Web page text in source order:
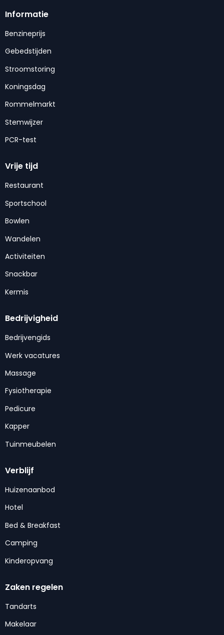
Informatie
Benzineprijs
Gebedstijden
Stroomstoring
Koningsdag
Rommelmarkt
Stemwijzer
PCR-test
Vrije tijd
Restaurant
Sportschool
Bowlen
Wandelen
Activiteiten
Snackbar
Kermis
Bedrijvigheid
Bedrijvengids
Werk vacatures
Massage
Fysiotherapie
Pedicure
Kapper
Tuinmeubelen
Verblijf
Huizenaanbod
Hotel
Bed & Breakfast
Camping
Kinderopvang
Zaken regelen
Tandarts
Makelaar